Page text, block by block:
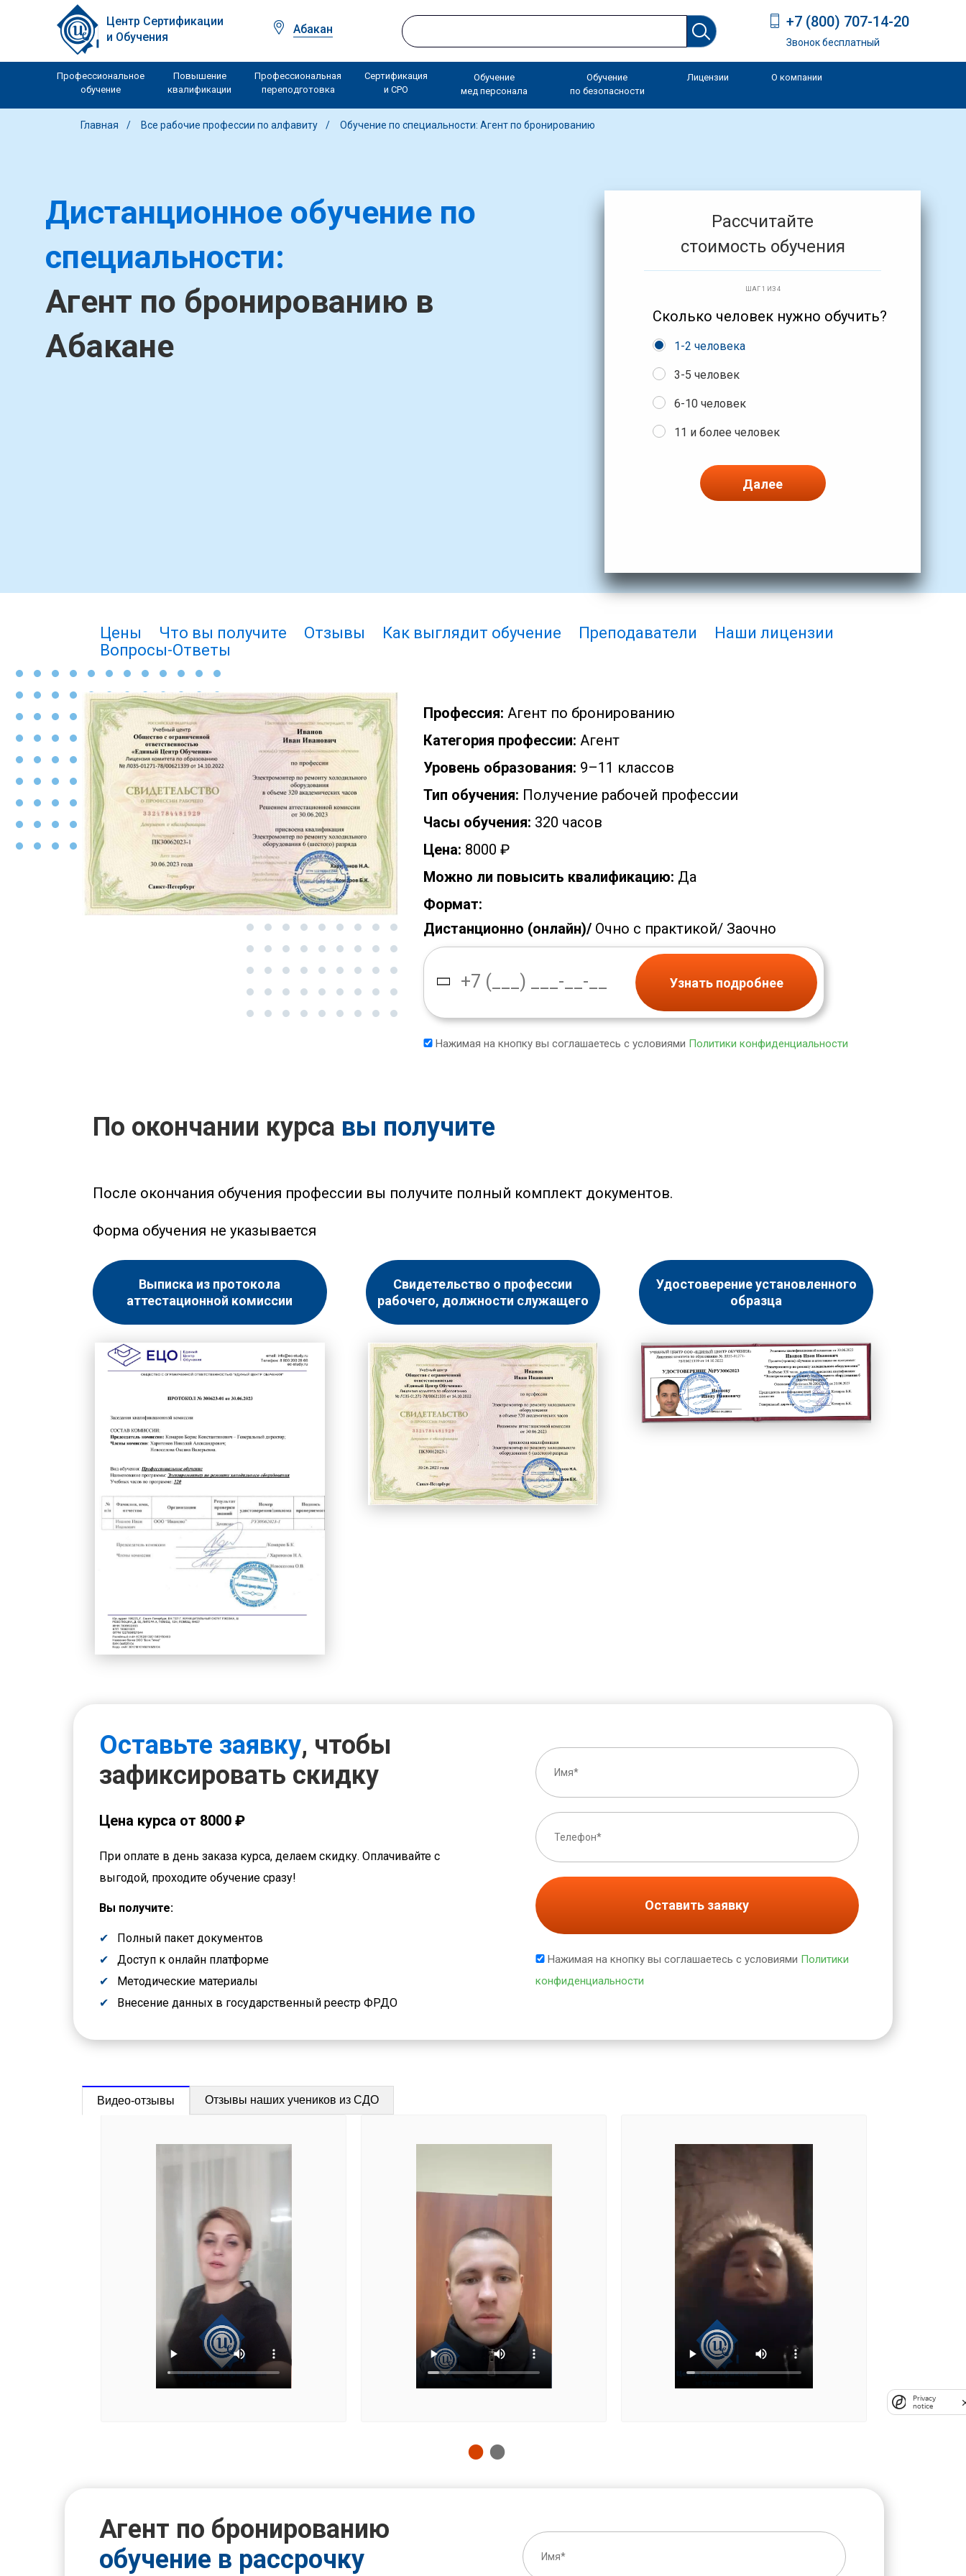
Центр Сертификации
и Обучения
Абакан +7 (800) 707-14-20
Звонок бесплатный
Профессиональное
обучение
Повышение
квалификации
Профессиональная
переподготовка
Сертификация
и СРО
Обучение
мед персонала
Обучение
по безопасности
Лицензии О компании
Главная Все рабочие профессии по алфавиту Обучение по специальности: Агент по бронированию
Дистанционное обучение по
специальности:
Агент по бронированию в
Абакане
Рассчитайте
стоимость обучения
ШАГ 1 ИЗ 4
Сколько человек нужно обучить?
1-2 человека
3-5 человек
6-10 человек
11 и более человек
Далее
Цены Что вы получите Отзывы Как выглядит обучение Преподаватели
Наши лицензии
Вопросы-Ответы
Профессия: Агент по бронированию
Категория профессии: Агент
Уровень образования: 9–11 классов
Тип обучения: Получение рабочей профессии
Часы обучения: 320 часов
Цена: 8000 ₽
Можно ли повысить квалификацию: Да
Формат:
Дистанционно (онлайн)/ Очно с практикой/ Заочно
Узнать подробнее
Нажимая на кнопку вы соглашаетесь с условиями Политики конфиденциальности
По окончании курса вы получите
После окончания обучения профессии вы получите полный комплект документов.
Форма обучения не указывается
Выписка из протокола
аттестационной комиссии
Свидетельство о профессии
рабочего, должности служащего
Удостоверение установленного
образца
Оставьте заявку, чтобы
зафиксировать скидку
Цена курса от 8000 ₽
При оплате в день заказа курса, делаем скидку. Оплачивайте с
выгодой, проходите обучение сразу!
Вы получите:
Полный пакет документов
Доступ к онлайн платформе
Методические материалы
Внесение данных в государственный реестр ФРДО
Оставить заявку
Нажимая на кнопку вы соглашаетесь с условиями Политики
конфиденциальности
Видео-отзывы Отзывы наших учеников из СДО
Агент по бронированию
обучение в рассрочку
Privacy
notice